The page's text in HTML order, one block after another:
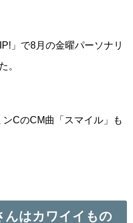
」で8月の金曜パーソナリ
。
CのCM曲「スマイル」も
んはカワイイもの